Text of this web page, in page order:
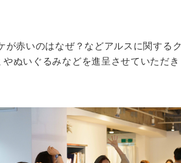
赤いのはなぜ？などアルスに関するク
ぬいぐるみなどを進呈させていただき